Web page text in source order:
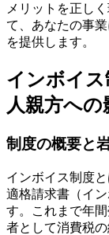
メリットを正し
て、あなたの事
を提供します。
インボイ
人親方への
制度の概要と
インボイス制度
適格請求書（イ
す。これまで年
者として消費税